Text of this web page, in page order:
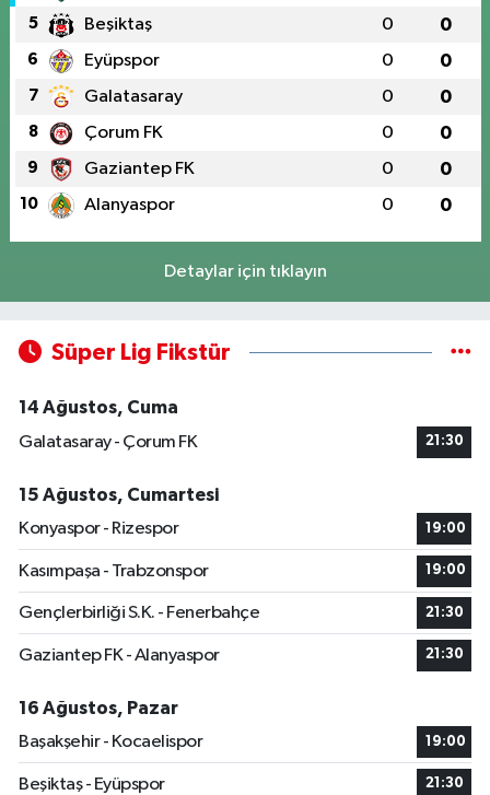
5 Beşiktaş 0 0
6 Eyüpspor 0 0
7 Galatasaray 0 0
8 Çorum FK 0 0
9 Gaziantep FK 0 0
10 Alanyaspor 0 0
Detaylar için tıklayın
Süper Lig Fikstür
14 Ağustos, Cuma
Galatasaray - Çorum FK
21:30
15 Ağustos, Cumartesi
Konyaspor - Rizespor
19:00
Kasımpaşa - Trabzonspor 19:00
Gençlerbirliği S.K. - Fenerbahçe 21:30
Gaziantep FK - Alanyaspor 21:30
16 Ağustos, Pazar
Başakşehir - Kocaelispor
19:00
Beşiktaş - Eyüpspor 21:30